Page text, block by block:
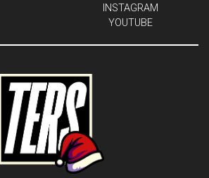
INSTAGRAM
YOUTUBE